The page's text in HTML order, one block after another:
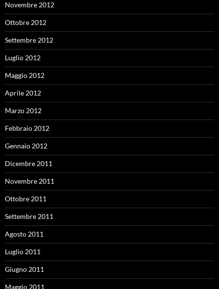
Novembre 2012
Ottobre 2012
Settembre 2012
Luglio 2012
Maggio 2012
Aprile 2012
Marzo 2012
Febbraio 2012
Gennaio 2012
Dicembre 2011
Novembre 2011
Ottobre 2011
Settembre 2011
Agosto 2011
Luglio 2011
Giugno 2011
Maggio 2011